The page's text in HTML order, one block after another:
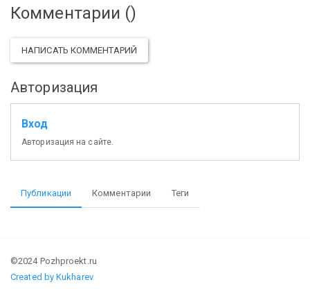
Комментарии ()
НАПИСАТЬ КОММЕНТАРИЙ
Авторизация
Вход
Авторизация на сайте.
Публикации Комментарии Теги
©2024 Pozhproekt.ru
Created by Kukharev